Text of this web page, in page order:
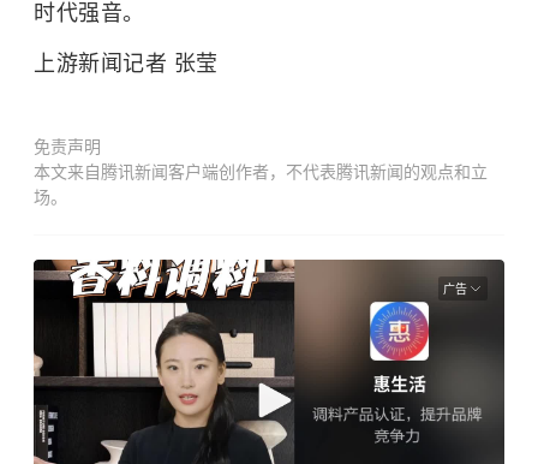
时代强音。
上游新闻记者 张莹
免责声明
本文来自腾讯新闻客户端创作者，不代表腾讯新闻的观点和立
场。
广告